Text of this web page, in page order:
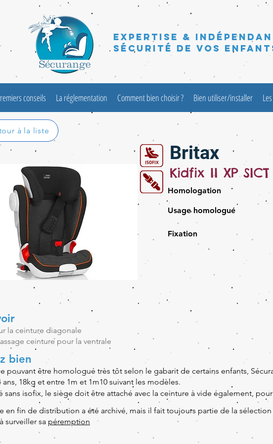
Expertise &
sécurité de vos enfants
conseils La réglementation Comment bien choisir ? Bien utiliser/installer
à la liste
Britax
Kidfix II XP SICT
Homologation
Usage homologué
Fixation
la ceinture diagonale
ceinture pour la ventrale
bien
pouvant être homologué très tôt selon le gabarit de certains enfants,
ans, 18kg et entre 1m et 1m10 suivant les modèles.
sans isofix, le siège doit être attaché avec la ceinture à vide également,
en fin de distribution a été archivé, mais il fait toujours partie de la sélection
surveiller sa péremption